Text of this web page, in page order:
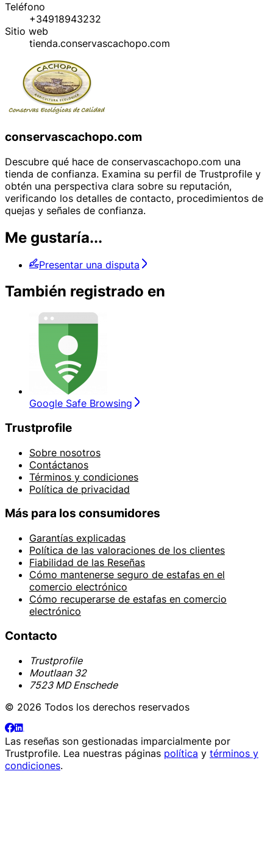
Teléfono
+34918943232
Sitio web
tienda.conservascachopo.com
conservascachopo.com
Descubre qué hace de conservascachopo.com una
tienda de confianza. Examina su perfil de Trustprofile y
obtén una perspectiva clara sobre su reputación,
verificando los detalles de contacto, procedimientos de
quejas y señales de confianza.
Me gustaría...
Presentar una disputa
También registrado en
Google Safe Browsing
Trustprofile
Sobre nosotros
Contáctanos
Términos y condiciones
Política de privacidad
Más para los consumidores
Garantías explicadas
Política de las valoraciones de los clientes
Fiabilidad de las Reseñas
Cómo mantenerse seguro de estafas en el
comercio electrónico
Cómo recuperarse de estafas en comercio
electrónico
Contacto
Trustprofile
Moutlaan 32
7523 MD Enschede
© 2026 Todos los derechos reservados
Las reseñas son gestionadas imparcialmente por
Trustprofile. Lea nuestras páginas política y términos y
condiciones.